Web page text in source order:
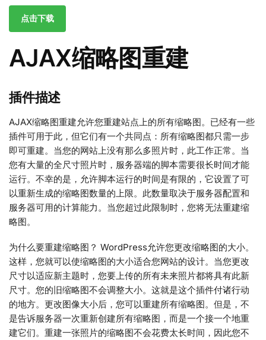
点击下载
AJAX缩略图重建
插件描述
AJAX缩略图重建允许您重建站点上的所有缩略图。已经有一些
插件可用于此，但它们有一个共同点：所有缩略图都只需一步
即可重建。当您的网站上没有那么多照片时，此工作正常。当
您有大量的全尺寸照片时，服务器端的脚本需要很长时间才能
运行。不幸的是，允许脚本运行的时间是有限的，它设置了可
以重新生成的缩略图数量的上限。此数量取决于服务器配置和
服务器可用的计算能力。当您超过此限制时，您将无法重建缩
略图。
为什么要重建缩略图？ WordPress允许您更改缩略图的大小。
这样，您就可以使缩略图的大小适合您网站的设计。当您更改
尺寸以适应新主题时，您要上传的所有未来照片都将具有此新
尺寸。您的旧缩略图不会调整大小。这就是这个插件付诸行动
的地方。更改图像大小后，您可以重建所有缩略图。但是，不
是告诉服务器一次重新创建所有缩略图，而是一个接一个地重
建它们。重建一张照片的缩略图不会花费太长时间，因此您不